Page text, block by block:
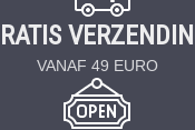
VANAF 49 EURO